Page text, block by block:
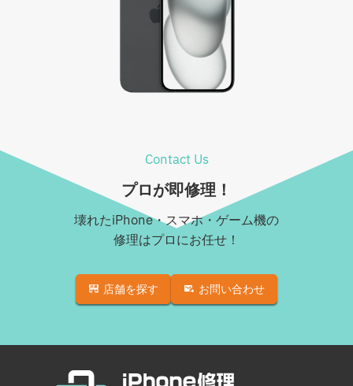
Contact Us
プロが即修理！
壊れたiPhone・スマホ・ゲーム機の
修理はプロにお任せ！
店舗を探す お問い合わせ